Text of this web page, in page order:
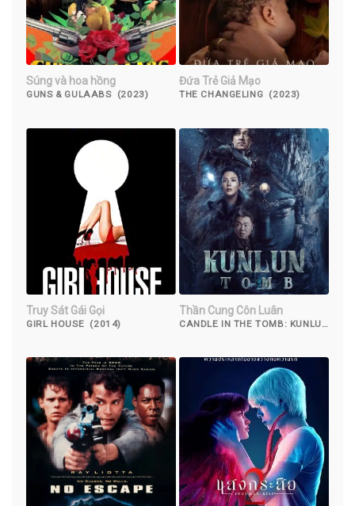
Súng và hoa hồng
GUNS & GULAABS (2023)
Đứa Trẻ Giả Mạo
THE CHANGELING (2023)
Truy Sát Gái Gọi
GIRL HOUSE (2014)
Thần Cung Côn Luân
CANDLE IN THE TOMB: KUNLUN